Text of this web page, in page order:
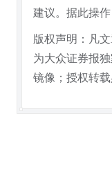
建议。据此操作
版权声明：凡
为大众证券报
镜像；授权转载